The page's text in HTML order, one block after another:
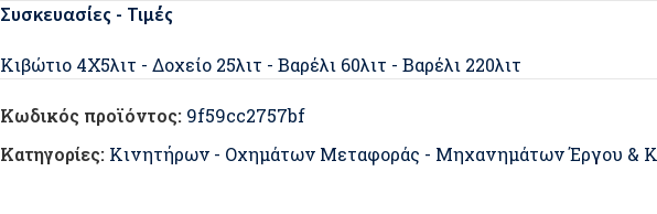
Συσκευασίες - Τιμές
Κιβώτιο 4Χ5λιτ - Δοχείο 25λιτ - Βαρέλι 60λιτ - Βαρέλι 220λιτ
Κωδικός προϊόντος: 9f59cc2757bf
Κατηγορίες: Κινητήρων - Οχημάτων Μεταφοράς - Μηχανημάτων Έργου &